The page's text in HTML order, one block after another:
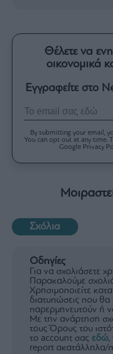
Θέλετε να
οικονομικά
Εγγραφείτε στο
By submitting your email,
You can opt out at any time.
Google Privacy
Σχόλια
Οδηγίες
Για να σχολιάσετε
Παρακαλούμε
Χρησιμοποιείτε
διατυπώσεις που
παρερμηνευτούν ή
Με την ανάρτηση
τους Όρους του
το account σας εδώ,
report ακατάλληλα/